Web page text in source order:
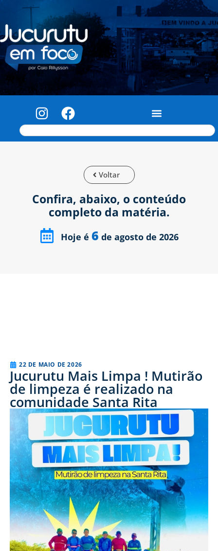
Voltar
Confira, abaixo, o conteúdo
completo da matéria.
Hoje é 6 de agosto de 2026
22 DE MAIO DE 2026
Jucurutu Mais Limpa ! Mutirão
de limpeza é realizado na
comunidade Santa Rita